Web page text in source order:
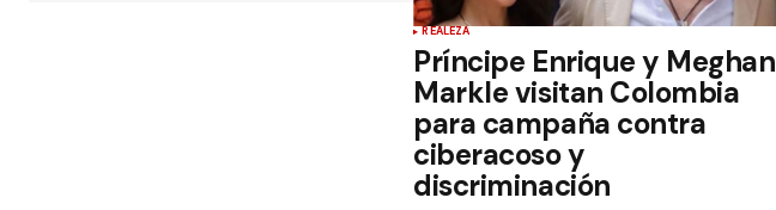
REALEZA
Príncipe Enrique y Meghan
Markle visitan Colombia
para campaña contra
ciberacoso y
discriminación